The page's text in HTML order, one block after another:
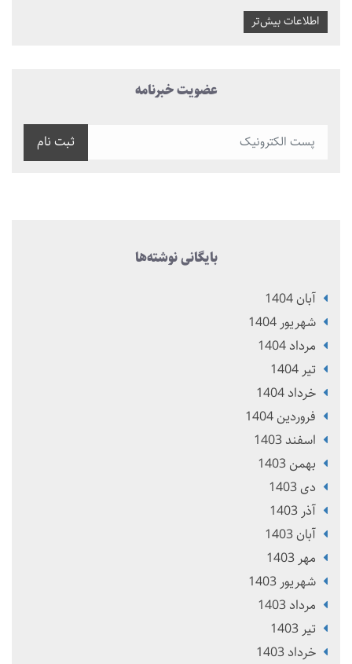
اطلاعات بیش‌تر
عضویت خبرنامه
ثبت نام
بایگانی نوشته‌ها
آبان 1404
شهریور 1404
مرداد 1404
تير 1404
خرداد 1404
فروردین 1404
اسفند 1403
بهمن 1403
دی 1403
آذر 1403
آبان 1403
مهر 1403
شهریور 1403
مرداد 1403
تير 1403
خرداد 1403